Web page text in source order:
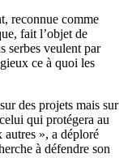
reconnue comme
fait l’objet de
serbes veulent par
ce à quoi les
des projets mais sur
qui protégera au
autres », a déploré
à défendre son